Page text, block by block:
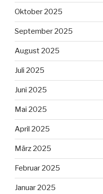
Oktober 2025
September 2025
August 2025
Juli 2025
Juni 2025
Mai 2025
April 2025
März 2025
Februar 2025
Januar 2025